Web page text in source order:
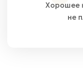
Хорошее
не